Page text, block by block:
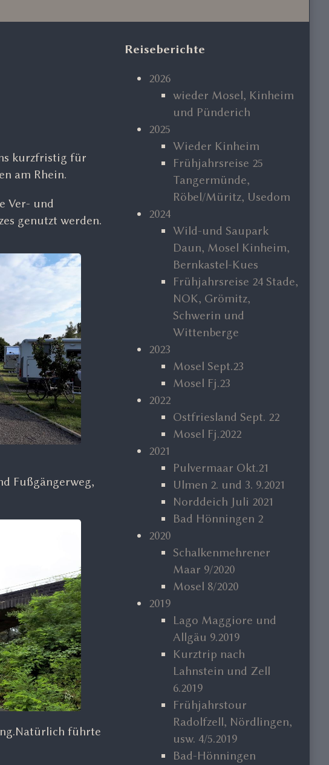
kurzfristig für
am Rhein.
Ver- und
genutzt werden.
Fußgängerweg,
führte
Primary
Sidebar
Reiseberichte
2026
wieder Mosel, Kinheim
und Pünderich
2025
Wieder Kinheim
Frühjahrsreise 25
Tangermünde,
Röbel/Müritz, Usedom
2024
Wild-und Saupark
Daun, Mosel Kinheim,
Bernkastel-Kues
Frühjahrsreise 24 Stade,
NOK, Grömitz,
Schwerin und
Wittenberge
2023
Mosel Sept.23
Mosel Fj.23
2022
Ostfriesland Sept. 22
Mosel Fj.2022
2021
Pulvermaar Okt.21
Ulmen 2. und 3. 9.2021
Norddeich Juli 2021
Bad Hönningen 2
2020
Schalkenmehrener
Maar 9/2020
Mosel 8/2020
2019
Lago Maggiore und
Allgäu 9.2019
Kurztrip nach
Lahnstein und Zell
6.2019
Frühjahrstour
Radolfzell, Nördlingen,
usw. 4/5.2019
Bad-Hönningen